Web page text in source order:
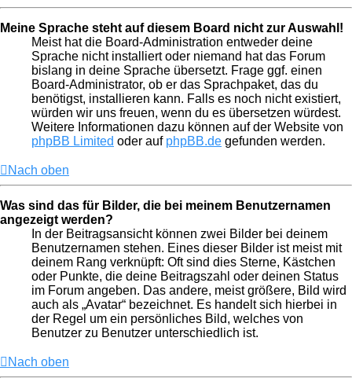
Meine Sprache steht auf diesem Board nicht zur Auswahl!
Meist hat die Board-Administration entweder deine
Sprache nicht installiert oder niemand hat das Forum
bislang in deine Sprache übersetzt. Frage ggf. einen
Board-Administrator, ob er das Sprachpaket, das du
benötigst, installieren kann. Falls es noch nicht existiert,
würden wir uns freuen, wenn du es übersetzen würdest.
Weitere Informationen dazu können auf der Website von
phpBB Limited oder auf phpBB.de gefunden werden.
Nach oben
Was sind das für Bilder, die bei meinem Benutzernamen
angezeigt werden?
In der Beitragsansicht können zwei Bilder bei deinem
Benutzernamen stehen. Eines dieser Bilder ist meist mit
deinem Rang verknüpft: Oft sind dies Sterne, Kästchen
oder Punkte, die deine Beitragszahl oder deinen Status
im Forum angeben. Das andere, meist größere, Bild wird
auch als „Avatar“ bezeichnet. Es handelt sich hierbei in
der Regel um ein persönliches Bild, welches von
Benutzer zu Benutzer unterschiedlich ist.
Nach oben